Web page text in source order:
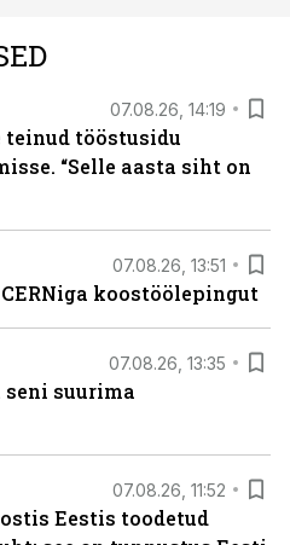
07.08.26, 14:19
teinud tööstusidu
“Selle aasta siht on
07.08.26, 13:51
koostöölepingut
07.08.26, 13:35
seni suurima
07.08.26, 11:52
Eestis toodetud